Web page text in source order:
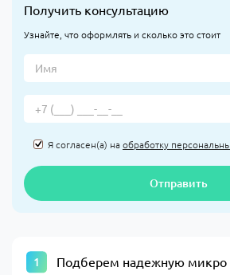
Получить консультацию
Узнайте, что оформлять и сколько это стоит
Я согласен(а) наобработку
Отправить
Подберем надежную